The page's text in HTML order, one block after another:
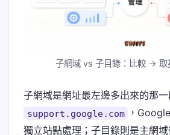
子網域 vs 子目錄：比較 → 取
子網域是網址最左邊多出來的那
support.google.com
，
獨立站點處理；子目錄則是主網